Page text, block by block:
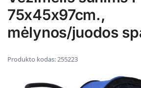
75x45x97cm.,
mėlynos/juodos
Produkto kodas:255223